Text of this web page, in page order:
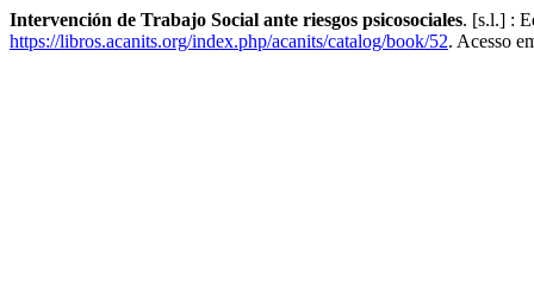
Intervención de Trabajo Social ante riesgos psicosociales. [s.l.] :
https://libros.acanits.org/index.php/acanits/catalog/book/52. Acesso